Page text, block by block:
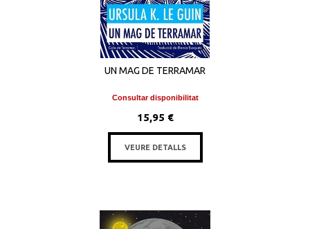
UN MAG DE TERRAMAR
Consultar disponibilitat
15,95 €
VEURE DETALLS